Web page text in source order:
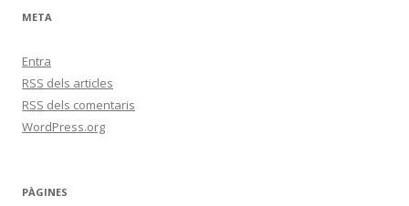
META
Entra
RSS dels articles
RSS dels comentaris
WordPress.org
PÀGINES